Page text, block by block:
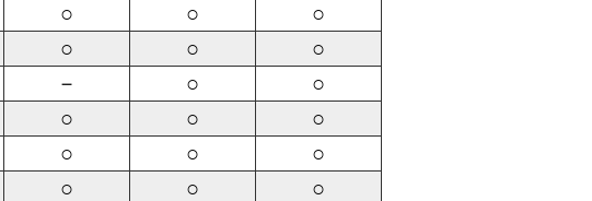
○ ○ ○
○ ○ ○
－ ○ ○
○ ○ ○
○ ○ ○
○ ○ ○